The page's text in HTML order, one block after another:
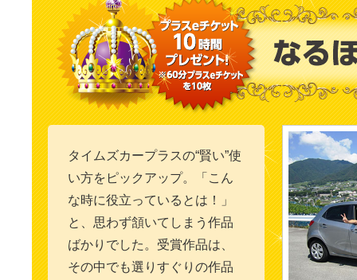
タイムズカープラスの“賢い”使
い方をピックアップ。「こん
な時に役立っているとは！」
と、思わず頷いてしまう作品
ばかりでした。受賞作品は、
その中でも選りすぐりの作品